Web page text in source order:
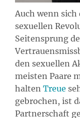
Auch wenn
sexuellen
Seitensprung
den sexuellen
meisten Paare
halten Treue
gebrochen, ist
Partnerschaft